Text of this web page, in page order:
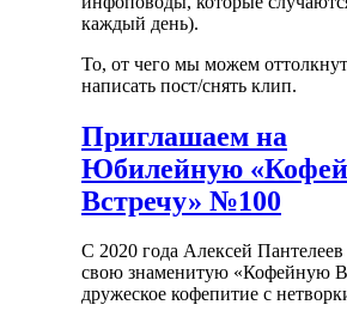
каждый день).
То, от чего мы можем
написать пост/снять клип.
Приглашаем на
Юбилейную
Встречу» №100
С 2020 года Алексей
свою знаменитую «Кофейную
дружеское кофепитие с